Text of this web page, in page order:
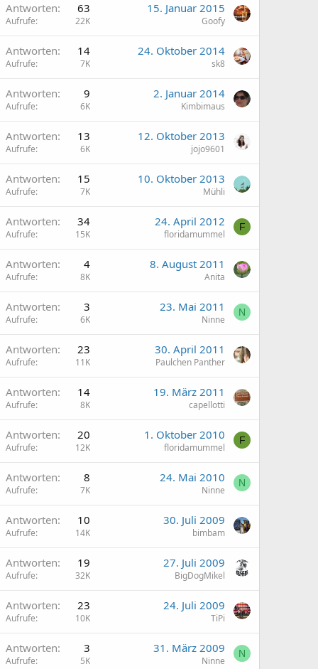
Antworten 63
Aufrufe 22K
15. Januar 2015
Goofy
Antworten 14
Aufrufe 7K
24. Oktober 2014
sk8
Antworten 9
Aufrufe 6K
2. Januar 2014
Kimbimaus
Antworten 13
Aufrufe 6K
12. Oktober 2013
jojo9601
Antworten 15
Aufrufe 7K
10. Oktober 2013
Mühli
Antworten 34
Aufrufe 15K
24. April 2012
floridamummel
F
Antworten 4
Aufrufe 8K
8. August 2011
Anita
Antworten 3
Aufrufe 6K
23. Mai 2011
Ninne
N
Antworten 23
Aufrufe 11K
30. April 2011
Paulchen Panther
Antworten 14
Aufrufe 8K
19. März 2011
capellotti
Antworten 20
Aufrufe 12K
1. Oktober 2010
floridamummel
F
Antworten 8
Aufrufe 7K
24. Mai 2010
Ninne
N
Antworten 10
Aufrufe 14K
30. Juli 2009
bimbam
Antworten 19
Aufrufe 32K
27. Juli 2009
BigDogMikel
Antworten 23
Aufrufe 10K
24. Juli 2009
TiPi
Antworten 3
Aufrufe 5K
31. März 2009
Ninne
N